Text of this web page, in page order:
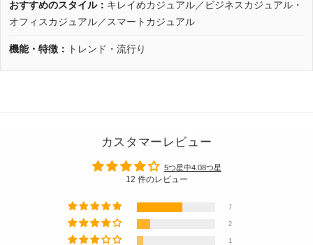
おすすめのスタイル： キレイめカジュアル／ビジネスカジュアル・
オフィスカジュアル／スマートカジュアル
機能・特徴： トレンド・流行り
カスタマーレビュー
5つ星中4.08つ星
12 件のレビュー
7
2
1